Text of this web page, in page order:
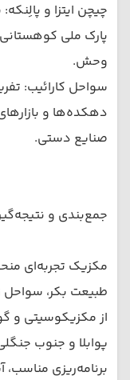
چیچن ایتزا و پالِنکه:
پارک ملی
وحش.
سواحل کارائیب:
دهکده‌ها و
صنایع دستی.
جمع‌بندی و
مکزیک تجربه‌ای
طبیعت بکر، سواحل
از مکزیکوسیتی و
پوا‌بلا و جنوب
برنامه‌ریزی مناسب،